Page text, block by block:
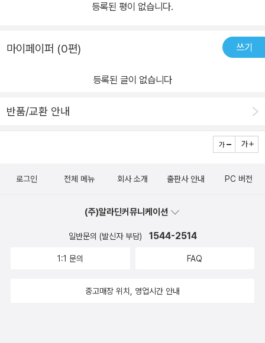
등록된 평이 없습니다.
마이페이퍼 (0편) 쓰기
등록된 글이 없습니다
반품/교환 안내
로그인 전체 메뉴 회사 소개 출판사 안내 PC 버전
(주)알라딘커뮤니케이션
일반문의 (발신자 부담) 1544-2514
1:1 문의 FAQ
중고매장 위치, 영업시간 안내